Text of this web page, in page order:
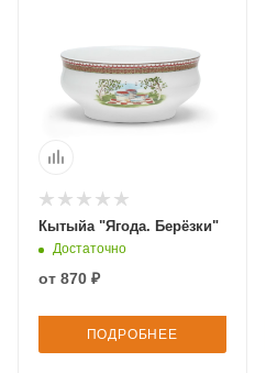
Кытыйа "Ягода. Берёзки"
Достаточно
от 870 ₽
ПОДРОБНЕЕ